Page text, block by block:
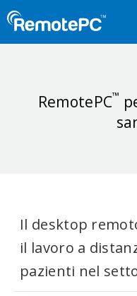
RemotePC™
Il desktop
il lavoro a
pazienti nel